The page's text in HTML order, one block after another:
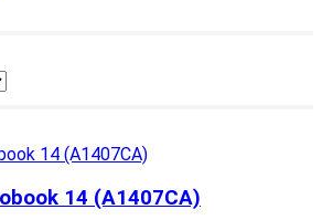
14 (A1407CA)